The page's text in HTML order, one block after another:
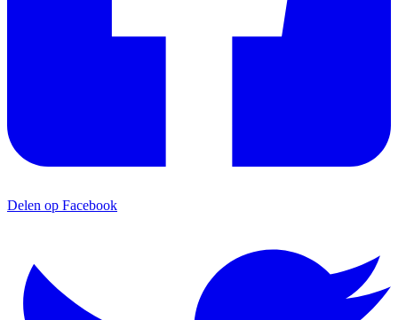
Delen op Facebook